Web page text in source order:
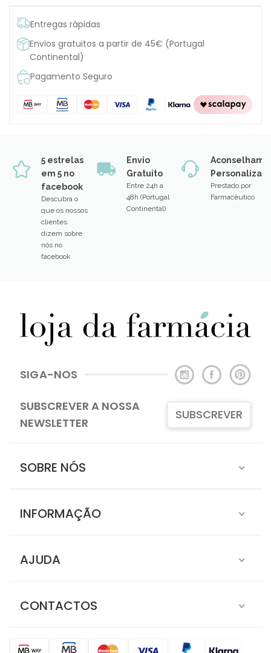
Entregas rápidas
Envios gratuitos a partir de 45€ (Portugal
Continental)
Pagamento Seguro
5 estrelas
em 5 no
facebook
Descubra o
que os nossos
clientes
dizem sobre
nós no
facebook
Envio
Gratuito
Entre 24h a
48h (Portugal
Continental)
Prestado por
Farmacêutico
SIGA-NOS
SUBSCREVER A NOSSA
NEWSLETTER
SUBSCREVER
SOBRE NÓS
INFORMAÇÃO
AJUDA
CONTACTOS